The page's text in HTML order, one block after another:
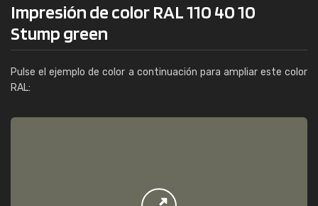
Impresión de color RAL 110 40 10
Stump green
Pulse el ejemplo de color a continuación para ampliar este color
RAL: